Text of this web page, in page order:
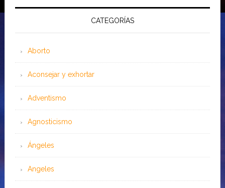
CATEGORÍAS
Aborto
Aconsejar y exhortar
Adventismo
Agnosticismo
Ángeles
Angeles